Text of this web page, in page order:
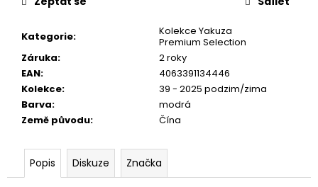
Kategorie:
Kolekce Yakuza
Premium Selection
Záruka:
2 roky
EAN:
4063391134446
Kolekce:
39 - 2025 podzim/zima
Barva:
modrá
Země původu: Čína
Popis Diskuze Značka